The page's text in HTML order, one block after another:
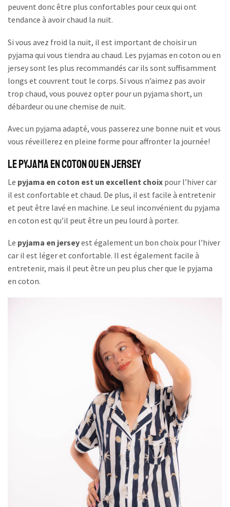
peuvent donc être plus confortables pour ceux qui ont
tendance à avoir chaud la nuit.
Si vous avez froid la nuit, il est important de choisir un
pyjama qui vous tiendra au chaud. Les pyjamas en coton ou en
jersey sont les plus recommandés car ils sont suffisamment
longs et couvrent tout le corps. Si vous n’aimez pas avoir
trop chaud, vous pouvez opter pour un pyjama short, un
débardeur ou une chemise de nuit.
Avec un pyjama adapté, vous passerez une bonne nuit et vous
vous réveillerez en pleine forme pour affronter la journée!
Le pyjama en coton ou en jersey
Le pyjama en coton est un excellent choix pour l’hiver car
il est confortable et chaud. De plus, il est facile à entretenir
et peut être lavé en machine. Le seul inconvénient du pyjama
en coton est qu’il peut être un peu lourd à porter.
Le pyjama en jerseyest également un bon choix pour l’hiver
car il est léger et confortable. Il est également facile à
entretenir, mais il peut être un peu plus cher que le pyjama
en coton.